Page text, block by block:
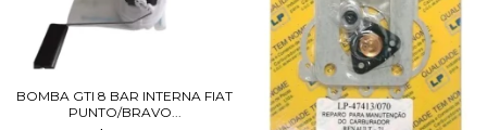
BOMBA GTI 8 BAR INTERNA FIAT
PUNTO/BRAVO...